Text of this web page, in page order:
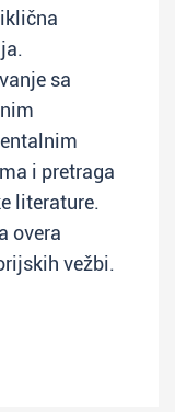
sa
i pretraga
literature.
overa
vežbi.